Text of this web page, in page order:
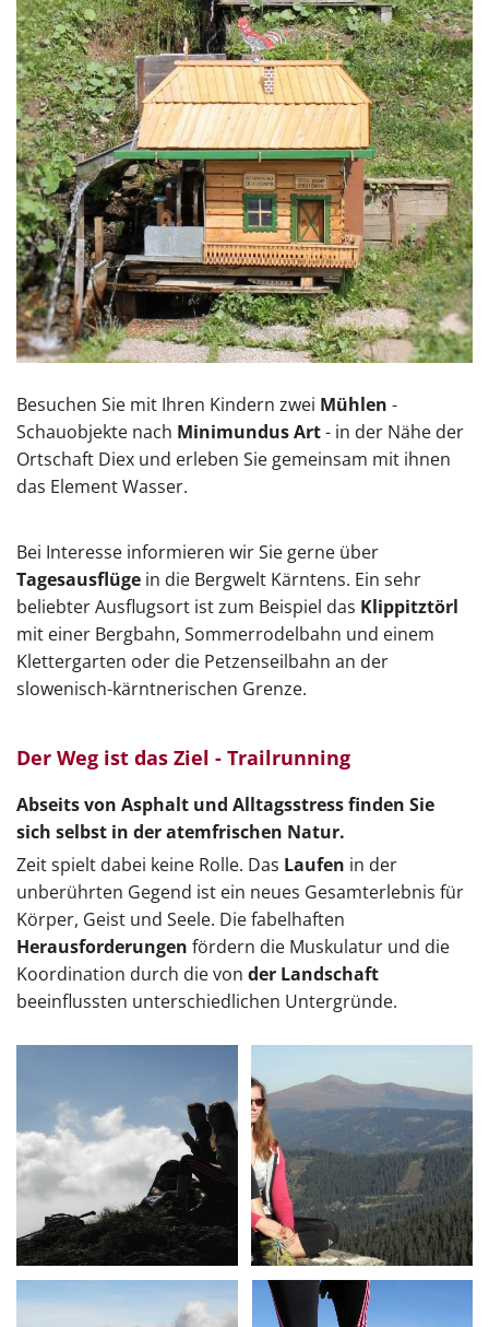
Besuchen Sie mit Ihren Kindern zwei Mühlen -
Schauobjekte nach Minimundus Art- in der Nähe der
Ortschaft Diex und erleben Sie gemeinsam mit ihnen
das Element Wasser.
Bei Interesse informieren wir Sie gerne über
Tagesausflüge in die Bergwelt Kärntens. Ein sehr
beliebter Ausflugsort ist zum Beispiel das Klippitztörl
mit einer Bergbahn, Sommerrodelbahn und einem
Klettergarten oder die Petzenseilbahn an der
slowenisch-kärntnerischen Grenze.
Der Weg ist das Ziel - Trailrunning
Abseits von Asphalt und Alltagsstress finden Sie
sich selbst in der atemfrischen Natur.
Zeit spielt dabei keine Rolle. Das Laufen in der
unberührten Gegend ist ein neues Gesamterlebnis für
Körper, Geist und Seele. Die fabelhaften
Herausforderungen fördern die Muskulatur und die
Koordination durch die von der Landschaft
beeinflussten unterschiedlichen Untergründe.